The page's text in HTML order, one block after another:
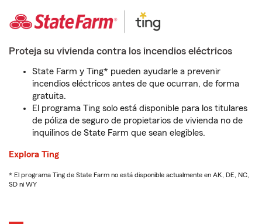
Proteja su vivienda contra los incendios eléctricos
State Farm y Ting* pueden ayudarle a prevenir
incendios eléctricos antes de que ocurran, de forma
gratuita.
El programa Ting solo está disponible para los titulares
de póliza de seguro de propietarios de vivienda no de
inquilinos de State Farm que sean elegibles.
Explora Ting
* El programa Ting de State Farm no está disponible actualmente en AK, DE, NC,
SD ni WY